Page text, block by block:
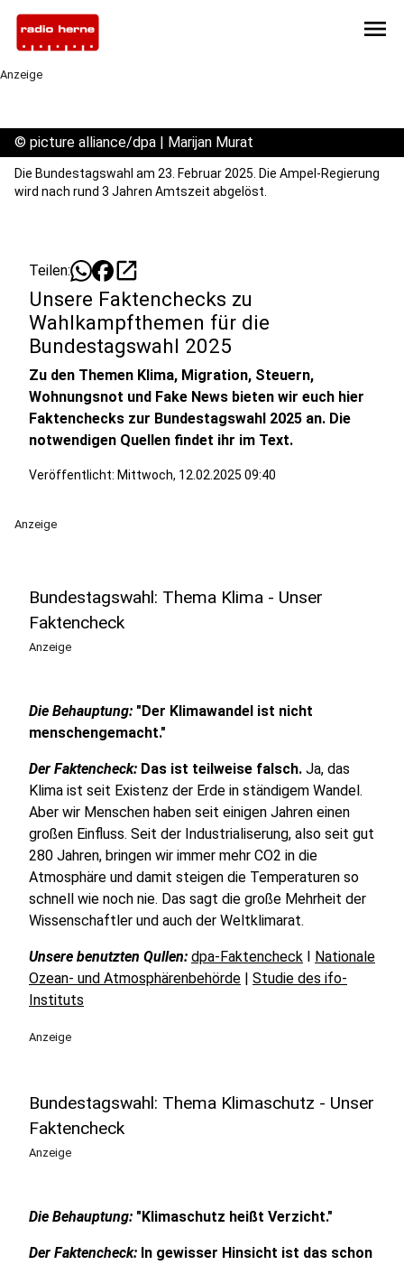
menu
Anzeige
© picture alliance/dpa | Marijan Murat
Die Bundestagswahl am 23. Februar 2025. Die Ampel-Regierung
wird nach rund 3 Jahren Amtszeit abgelöst.
Teilen: open_in_new
Unsere Faktenchecks zu
Wahlkampfthemen für die
Bundestagswahl 2025
Zu den Themen Klima, Migration, Steuern,
Wohnungsnot und Fake News bieten wir euch hier
Faktenchecks zur Bundestagswahl 2025 an. Die
notwendigen Quellen findet ihr im Text.
Veröffentlicht: Mittwoch, 12.02.2025 09:40
Anzeige
Bundestagswahl: Thema Klima - Unser
Faktencheck
Anzeige
Die Behauptung: "Der Klimawandel ist nicht
menschengemacht."
Der Faktencheck: Das ist teilweise falsch. Ja, das
Klima ist seit Existenz der Erde in ständigem Wandel.
Aber wir Menschen haben seit einigen Jahren einen
großen Einfluss. Seit der Industrialiserung, also seit gut
280 Jahren, bringen wir immer mehr CO2 in die
Atmosphäre und damit steigen die Temperaturen so
schnell wie noch nie. Das sagt die große Mehrheit der
Wissenschaftler und auch der Weltklimarat.
Unsere benutzten Qullen: dpa-Faktencheck I Nationale
Ozean- und Atmosphärenbehörde | Studie des ifo-
Instituts
Anzeige
Bundestagswahl: Thema Klimaschutz - Unser
Faktencheck
Anzeige
Die Behauptung: "Klimaschutz heißt Verzicht."
Der Faktencheck: In gewisser Hinsicht ist das schon